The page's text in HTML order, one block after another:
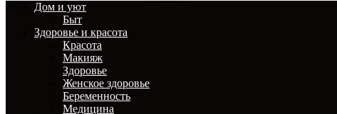
Дом и уют
Быт
Здоровье и красота
Красота
Макияж
Здоровье
Женское здоровье
Беременность
Медицина